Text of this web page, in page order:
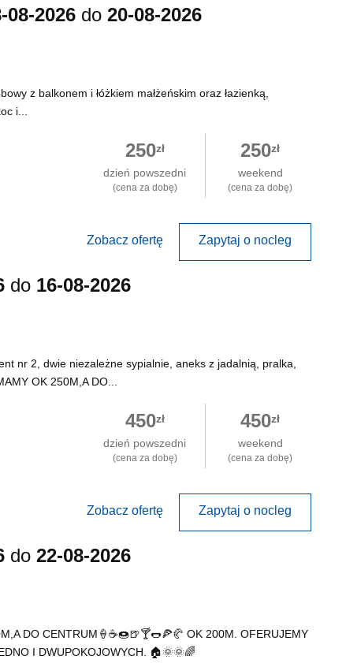
08-2026 do 20-08-2026
z balkonem i łóżkiem małżeńskim oraz łazienką,
i...
250zł
dzień powszedni
(cena za dobę)
250zł
weekend
(cena za dobę)
Zobacz ofertę Zapytaj o nocleg
do 16-08-2026
nr 2, dwie niezależne sypialnie, aneks z jadalnią, pralka,
OK 250M,A DO...
450zł
dzień powszedni
(cena za dobę)
450zł
weekend
(cena za dobę)
Zobacz ofertę Zapytaj o nocleg
do 22-08-2026
DO CENTRUM🍦☕️🍩🍺🍸🌭🍕🥐 OK 200M. OFERUJEMY
I DWUPOKOJOWYCH. 🏠🌞🌞🌈